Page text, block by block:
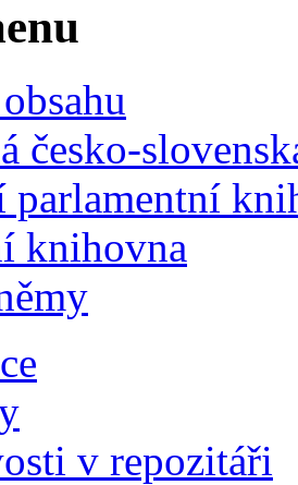
česko-
knihovna
v repozitáři